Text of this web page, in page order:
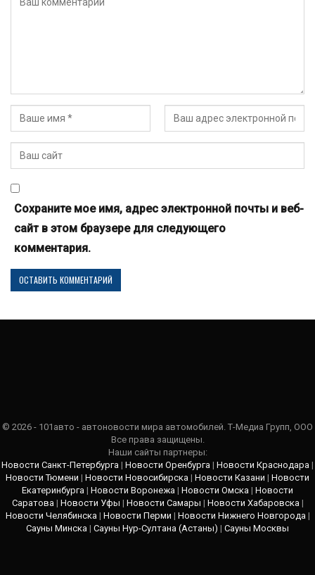
Сохраните мое имя, адрес электронной почты и веб-
сайт в этом браузере для следующего
комментария.
© 2026 - 101авто - автоновости мира автомобилей. Т-Медиа Групп, ООО
Все права защищены.
Наши сайты партнеры:
Новости Санкт-Петербурга | Новости Оренбурга | Новости Краснодара |
Новости Тюмени | Новости Новосибирска | Новости Казани | Новости
Екатеринбурга | Новости Воронежа | Новости Омска | Новости
Саратова | Новости Уфы | Новости Самары | Новости Хабаровска |
Новости Челябинска | Новости Перми | Новости Нижнего Новгорода |
Сауны Минска | Сауны Нур-Султана (Астаны) | Сауны Москвы